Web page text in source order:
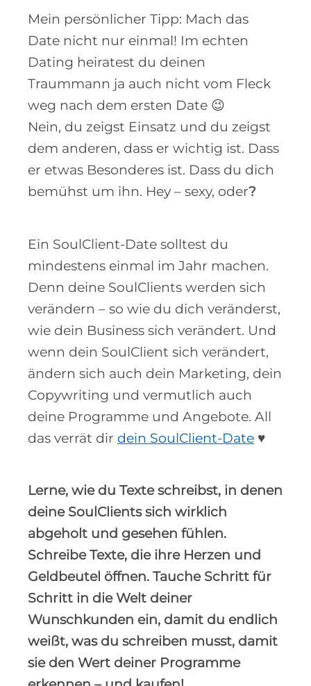
Mein persönlicher Tipp: Mach das
Date nicht nur einmal! Im echten
Dating heiratest du deinen
Traummann ja auch nicht vom Fleck
weg nach dem ersten Date 😉
Nein, du zeigst Einsatz und du zeigst
dem anderen, dass er wichtig ist. Dass
er etwas Besonderes ist. Dass du dich
bemühst um ihn. Hey – sexy, oder?
Ein SoulClient-Date solltest du
mindestens einmal im Jahr machen.
Denn deine SoulClients werden sich
verändern – so wie du dich veränderst,
wie dein Business sich verändert. Und
wenn dein SoulClient sich verändert,
ändern sich auch dein Marketing, dein
Copywriting und vermutlich auch
deine Programme und Angebote. All
das verrät dir dein SoulClient-Date ♥
Lerne, wie du Texte schreibst, in denen
deine SoulClients sich wirklich
abgeholt und gesehen fühlen.
Schreibe Texte, die ihre Herzen und
Geldbeutel öffnen. Tauche Schritt für
Schritt in die Welt deiner
Wunschkunden ein, damit du endlich
weißt, was du schreiben musst, damit
sie den Wert deiner Programme